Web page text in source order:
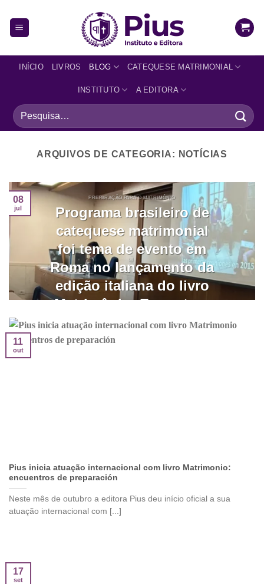
INÍCIO LIVROS BLOG CATEQUESE MATRIMONIAL
INSTITUTO A EDITORA
ARQUIVOS DE CATEGORIA: NOTÍCIAS
PREPARAÇÃO PARA O MATRIMÔNIO
Programa brasileiro de
catequese matrimonial
foi tema de evento em
Roma no lançamento da
edição italiana do livro
Matrimônio: Encontros
de preparação
O programa brasileiro de catequese
08
jul
Pius inicia atuação internacional com livro Matrimonio:
encuentros de preparación
Neste mês de outubro a editora Pius deu início oficial a sua
atuação internacional com [...]
11
out
17
set